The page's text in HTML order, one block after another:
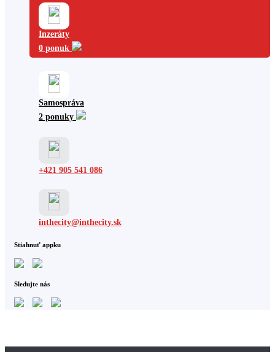
Inzeráty
0 ponuk
Samospráva
2 ponuky
+421 905 541 086
inthecity@inthecity.sk
Stiahnuť appku
Sledujte nás